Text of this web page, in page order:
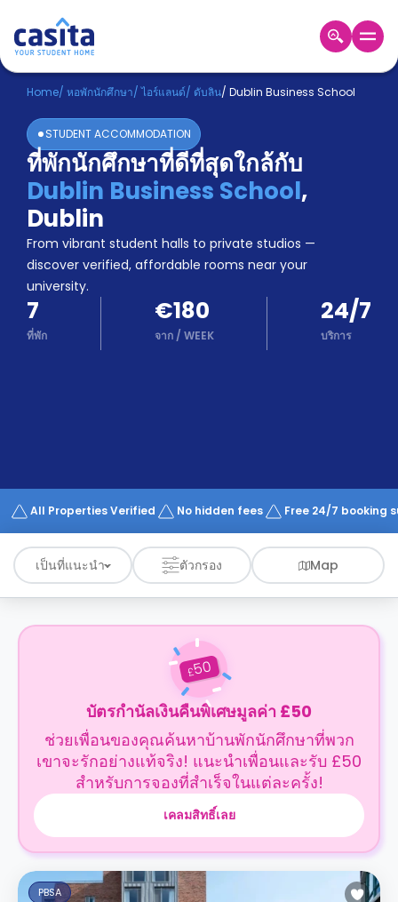
Home TH EUR
เข้าสู่
ระบบ
Booking
Accommodation
About
us
Blog
Refer
And
Earn
Become
A
Partner
Works
Home/ หอพักนักศึกษา/ไอร์แลนด์/ ดับลิน/ Dublin Business School
STUDENT ACCOMMODATION
ที่พักนักศึกษาที่ดีที่สุดใกล้กับ
Dublin Business School,
Dublin
From vibrant student halls to private studios —
discover verified, affordable rooms near your
university.
7
ที่พัก
€180
จาก/ WEEK
24/7
บริการ
All Properties Verified No hidden fees Free 24/7 booking
เป็นที่แนะนำ ตัวกรอง Map
£50
บัตรกำนัลเงินคืนพิเศษมูลค่า £50
ช่วยเพื่อนของคุณค้นหาบ้านพักนักศึกษาที่พวก
เขาจะรักอย่างแท้จริง! แนะนำเพื่อนและรับ £50
สำหรับการจองที่สำเร็จในแต่ละครั้ง!
เคลมสิทธิ์เลย
PBSA